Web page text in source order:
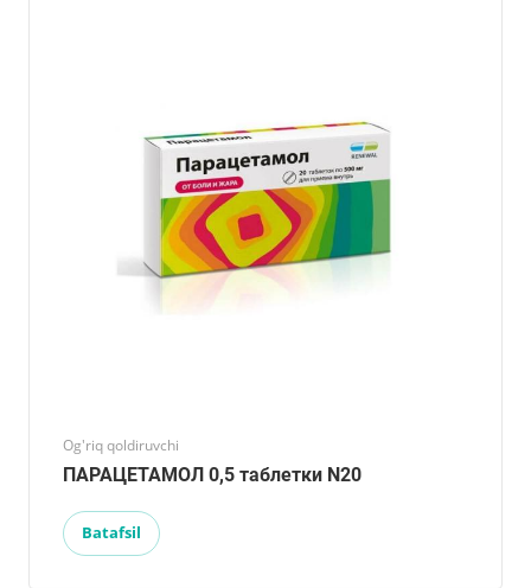
Og'riq qoldiruvchi
ПАРАЦЕТАМОЛ 0,5 таблетки N20
Batafsil